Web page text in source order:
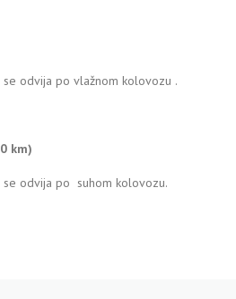
odvija po vlažnom kolovozu .
km)
se odvija po suhom kolovozu.